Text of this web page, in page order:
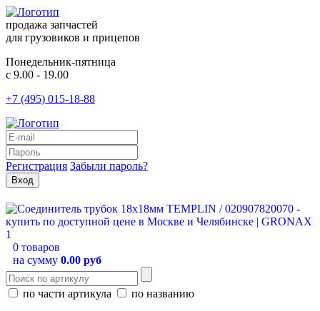
продажа запчастей
для грузовиков и прицепов
Понедельник-пятница
с 9.00 - 19.00
+7 (495) 015-18-88
Регистрация Забыли пароль?
0 товаров
на сумму 0.00 руб
по части артикула
по названию